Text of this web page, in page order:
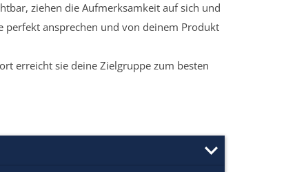
ziehen die Aufmerksamkeit auf sich und
perfekt ansprechen und von deinem Produkt
erreicht sie deine Zielgruppe zum besten